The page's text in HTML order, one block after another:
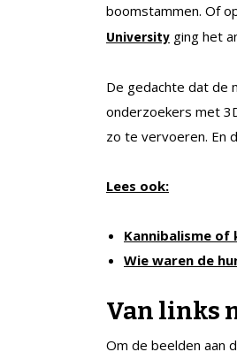
boomstammen. Of
University ging het
De gedachte dat de
onderzoekers met
zo te vervoeren. En
Lees ook:
Kannibalisme of
Wie waren de
Van links
Om de beelden aan